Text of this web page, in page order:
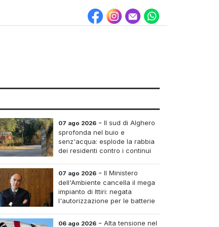
07 ago 2026 - Il sud di Alghero
sprofonda nel buio e
senz'acqua: esplode la rabbia
dei residenti contro i continui
07 ago 2026 - Il Ministero
dell'Ambiente cancella il mega
impianto di Ittiri: negata
l'autorizzazione per le batterie
06 ago 2026 - Alta tensione nel